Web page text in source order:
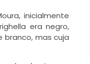
inicialmente
era negro,
branco, mas cuja